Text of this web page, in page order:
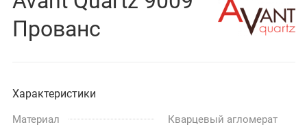
Прованс
Характеристики
Материал
Кварцевый агломерат